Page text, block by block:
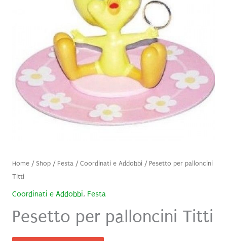
Home/ Shop/ Festa/Coordinati e Addobbi/ Pesetto per palloncini
Titti
Coordinati e Addobbi, Festa
Pesetto per palloncini Titti